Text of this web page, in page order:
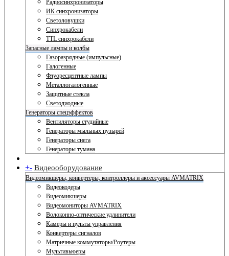
Радиосинхронизаторы
ИК синхронизаторы
Светоловушки
Синхрокабели
TTL синхрокабели
Запасные лампы и колбы
Газоразрядные (импульсные)
Галогенные
Флуоресцентные лампы
Металлогалогенные
Защитные стекла
Светодиодные
Генераторы спецэффектов
Вентиляторы студийные
Генераторы мыльных пузырей
Генераторы снега
Генераторы тумана
+- Видеооборудование
Видеомикшеры, конвертеры, контроллеры и аксессуары AVMATRIX
Видеокодеры
Видеомикшеры
Видеомониторы AVMATRIX
Волоконно-оптические удлинители
Камеры и пульты управления
Конвертеры сигналов
Матричные коммутаторы/Роутеры
Мультивьюеры